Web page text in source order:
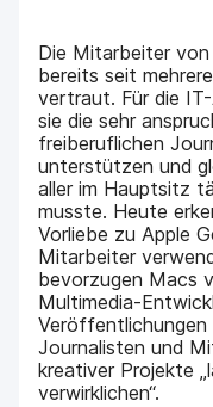
Die Mitarbeiter
bereits seit
vertraut. Für die
sie die sehr
freiberuflichen
unterstützen und
aller im Hauptsitz
musste. Heute
Vorliebe zu Apple
Mitarbeiter
bevorzugen Macs
Multimedia-
Veröffentlichungen
Journalisten und
kreativer Projekte
verwirklichen“.